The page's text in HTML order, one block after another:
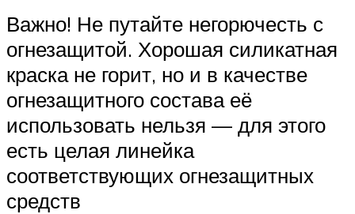
Важно! Не путайте негорючесть с
огнезащитой. Хорошая силикатная
краска не горит, но и в качестве
огнезащитного состава её
использовать нельзя — для этого
есть целая линейка
соответствующих огнезащитных
средств